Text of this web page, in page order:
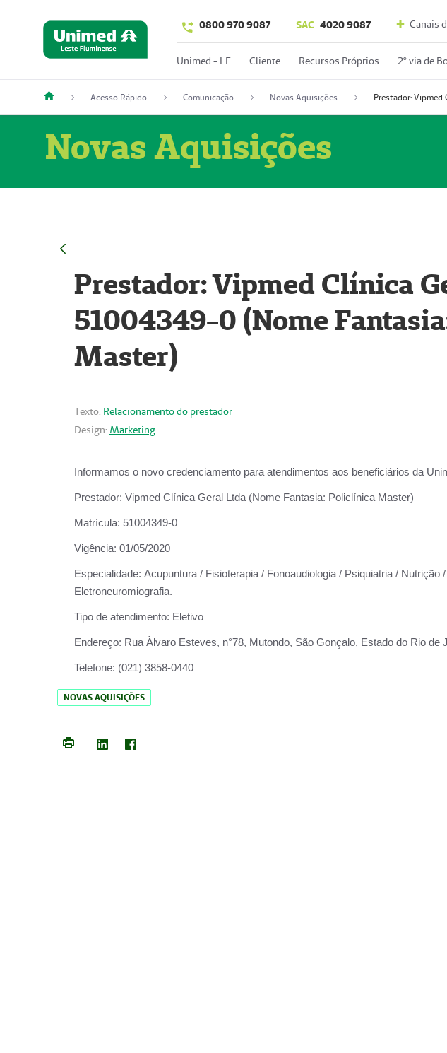
0800 970 9087 SAC 4020 9087 Canais
Unimed - LF Cliente Recursos Próprios 2º via de
Acesso Rápido Comunicação Novas Aquisições
Novas Aquisições
Prestador: Vipmed Clínica
51004349-0 (Nome
Master)
Texto: Relacionamento do prestador
Design: Marketing
Informamos o novo credenciamento para atendimentos aos beneficiários da
Prestador: Vipmed Clínica Geral Ltda (Nome Fantasia: Policlínica Master)
Matrícula: 51004349-0
Vigência: 01/05/2020
Especialidade: Acupuntura / Fisioterapia / Fonoaudiologia / Psiquiatria /
Eletroneuromiografia.
Tipo de atendimento: Eletivo
Endereço: Rua Àlvaro Esteves, n°78, Mutondo, São Gonçalo, Estado do Rio de
Telefone: (021) 3858-0440
NOVAS AQUISIÇÕES